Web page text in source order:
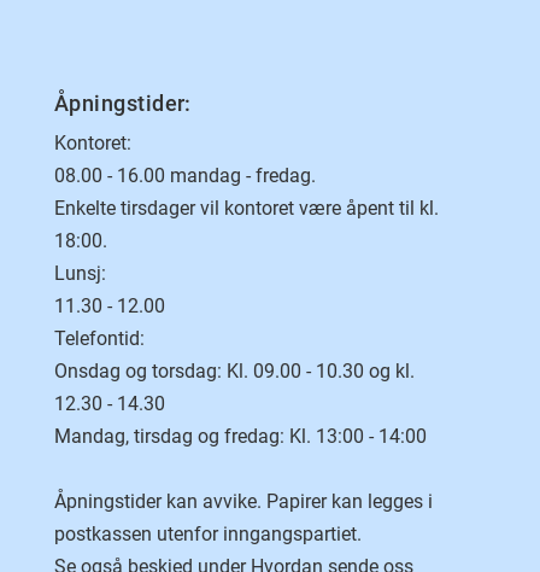
Åpningstider:
Kontoret:
08.00 - 16.00 mandag - fredag.
Enkelte tirsdager vil kontoret være åpent til kl.
18:00.
Lunsj:
11.30 - 12.00
Telefontid:
Onsdag og torsdag: Kl. 09.00 - 10.30 og kl.
12.30 - 14.30
Mandag, tirsdag og fredag: Kl. 13:00 - 14:00
Åpningstider kan avvike. Papirer kan legges i
postkassen utenfor inngangspartiet.
Se også beskjed under Hvordan sende oss